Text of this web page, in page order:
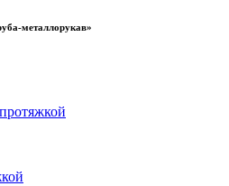
металлорукав»